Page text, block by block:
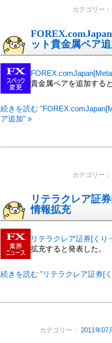
カテゴリー
ット貴金属ペア
貴金属ペアを追加する
続きを読む
ア追加" »
カテゴリー
リテラクレア証
情報拡充
リテラクレア証券[くり
拡充すると発表した。
続きを読む "リテラクレア証券[
カテゴリー： 2011年07